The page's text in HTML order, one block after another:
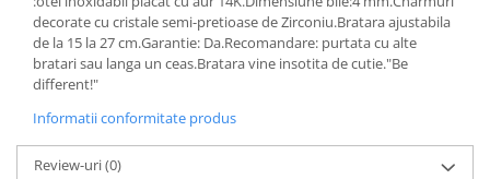
decorate cu cristale semi-pretioase de Zirconiu.Bratara ajustabila
de la 15 la 27 cm.Garantie: Da.Recomandare: purtata cu alte
bratari sau langa un ceas.Bratara vine insotita de cutie."Be
different!"
Informatii conformitate produs
Review-uri(0)